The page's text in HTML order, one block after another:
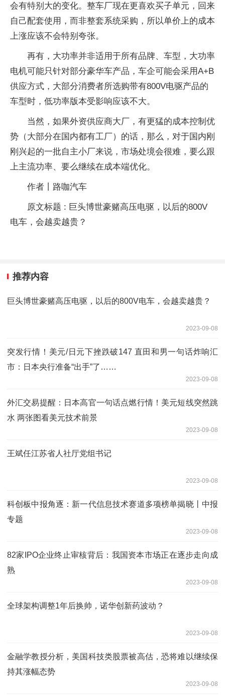
会有特别大的变化。整车厂现在更喜欢买子单元，回来
自己配套使用，而非整套系统采购，所以单价上的成本
上涨应该不会特别夸张。
再有，大功率并非适用于所有品牌、车型，大功率
电机可能只针对部分豪华车产品，车企可能会采用A+B
供应方式，大部分消费者所选购带有800V电驱产品的
车型时，低功率版本受影响应该不大。
当然，如果外资供应商大厂，有更猛的成本控制优
势（大部分在国内都有工厂）的话，那么，对于国内刚
刚兴起的一批自主小厂来说，市场处境会很难，要么跟
上主流功率、要么继续在成本端优化。
作者丨路咖汽车
原文标题 : 巨头博世豪赌高压电驱，以后的800V
电车，会越卖越贵？
推荐内容
巨头博世豪赌高压电驱，以后的800V电车，会越卖越贵？
2023-09-08
突发行情！美元/日元下挫跌破147 直田和男一句话炸响汇
市：日本央行准备“出手”了……
2023-09-08
外汇交易提醒：日本高官一句话点燃行情！美元短线突然跳
水 两张图看美元技术前景
2023-09-08
王斌任江苏省人社厅党组书记
2023-09-08
科创板中报角逐：新一代信息技术赛道多项榜单揭晓丨中报
专题
2023-09-08
82家IPO企业终止审核背后：我国资本市场正在逐步走向成
熟
2023-09-08
全球架构调整1年后换帅，诺华创新药波动？
2023-09-08
金融学教授分析，美国科技类股票被高估，恐将难以继续保
持其涨幅态势
2023-09-08